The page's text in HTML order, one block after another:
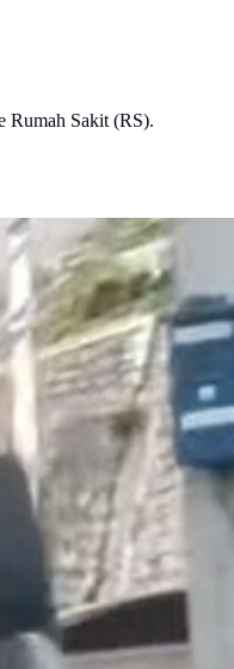
Rumah Sakit (RS).